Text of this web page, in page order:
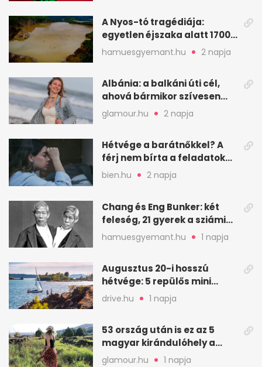
A Nyos-tó tragédiája:
egyetlen éjszaka alatt 1700
ember halt meg
hamuesgyemant.hu 2 napja
Albánia: a balkáni úti cél,
ahová bármikor szívesen
visszamennék
glamour.hu 2 napja
Hétvége a barátnőkkel? A
férj nem bírta a feladatokat,
a feleség levegőt kér
bien.hu 2 napja
Chang és Eng Bunker: két
feleség, 21 gyerek a sziámi
ikrek életében
hamuesgyemant.hu 1 napja
Augusztus 20-i hosszú
hétvége: 5 repülős mini
nyaralás 0 szabadsággal
drive.hu 1 napja
53 ország után is ez az 5
magyar kirándulóhely a
kedvencem
glamour.hu 1 napja